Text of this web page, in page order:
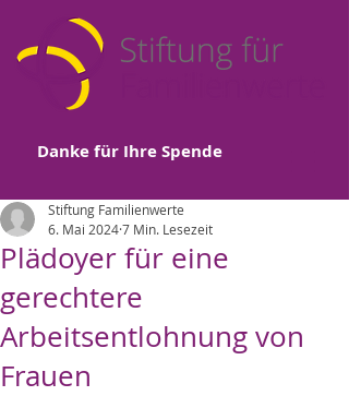
Danke für Ihre Spende
Plädoyer für eine
gerechtere
Arbeitsentlohnung von
Frauen
Stiftung Familienwerte
6. Mai 20247 Min. Lesezeit